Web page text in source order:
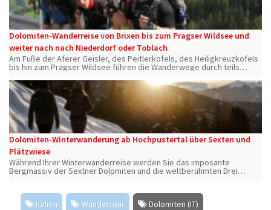
Dolomiten-Wanderreise von Brixen bis zum Pragser Wildsee und
weiter nach nach Niederdorf oder Toblach
Am Fuße der Aferer Geisler, des Peitlerkofels, des Heiligkreuzkofels
bis hin zum Pragser Wildsee führen die Wanderwege durch teils
Dolomiten-Winterwanderung ab Hochpustertal über Sexten und
Plätzwiese
Während Ihrer Winterwanderreise werden Sie das imposante
Bergmassiv der Sextner Dolomiten und die weltberühmten Drei
Italien Wandertour Dolomiten (IT)